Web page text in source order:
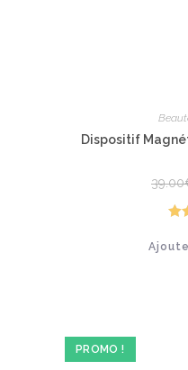
Dispositif
39.00
PROMO !